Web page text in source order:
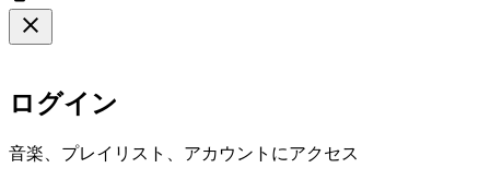
ログイン
音楽、プレイリスト、アカウントにアクセス